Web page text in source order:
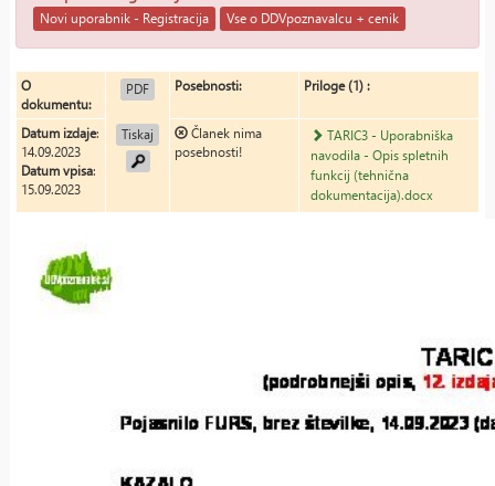
Novi uporabnik - Registracija Vse o DDVpoznavalcu + cenik
O
dokumentu:
PDF
Tiskaj
Posebnosti: Priloge (1) :
Datum izdaje:
14.09.2023
Datum vpisa:
15.09.2023
Članek nima
posebnosti!
TARIC3 - Uporabniška
navodila - Opis spletnih
funkcij (tehnična
dokumentacija).docx